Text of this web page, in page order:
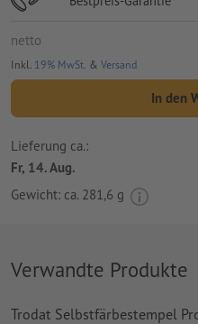
netto
Inkl. 19% MwSt. & Versand
In den
Lieferung ca.:
Fr, 14. Aug.
Gewicht: ca. 281,6 g
Verwandte Produkte
Trodat Selbstfärbestempel